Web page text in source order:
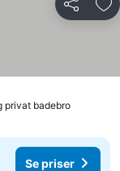
Del
privat badebro
Se priser